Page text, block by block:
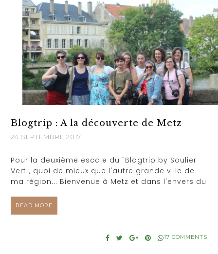
Blogtrip : A la découverte de Metz
24 SEPTEMBRE 2017
Pour la deuxième escale du "Blogtrip by Soulier
Vert", quoi de mieux que l'autre grande ville de
ma région... Bienvenue à Metz et dans l'envers du
READ MORE
17 COMMENTS